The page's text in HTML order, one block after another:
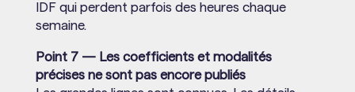
IDF qui perdent parfois des heures chaque
semaine.
Point 7 — Les coefficients et modalités
précises ne sont pas encore publiés